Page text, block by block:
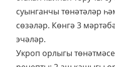
белән баручы баш мие
гипертониянең
хроник коронар
тынычландыргыч
цистит һәм бөер-таш